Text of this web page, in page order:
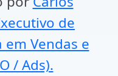
de
em Vendas e
/ Ads).